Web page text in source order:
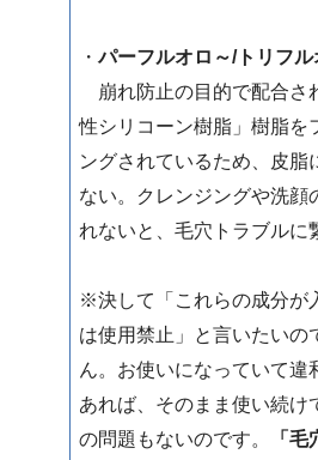
・パーフルオロ～/トリフル
崩れ防止の目的で配合さ
性シリコーン樹脂」樹脂を
ングされているため、皮脂
ない。クレンジングや洗顔
れないと、毛穴トラブルに
※決して「これらの成分が
は使用禁止」と言いたいの
ん。お使いになっていて違
あれば、そのまま使い続け
の問題もないのです。
「